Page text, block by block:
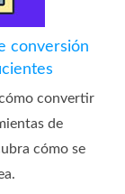
conversión
convertir
de
cómo se